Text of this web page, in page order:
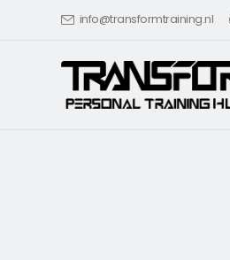
info@transformtraining.nl